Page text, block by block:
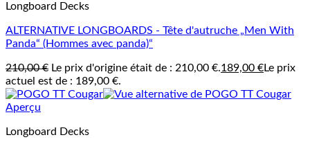
Longboard Decks
ALTERNATIVE LONGBOARDS - Tête d'autruche „Men With
Panda“ (Hommes avec panda)“
210,00€ Le prix d'origine était de : 210,00 €.189,00 €Le prix
actuel est de : 189,00 €.
Aperçu
Longboard Decks